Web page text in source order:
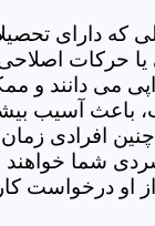
که دارای
یا حرکات
می دانند و
باعث آسیب
افرادی
شما خواهند
او درخواست